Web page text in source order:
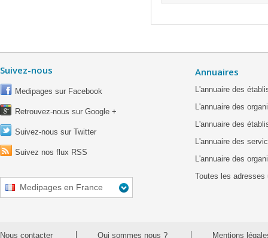
Suivez-nous
Medipages sur Facebook
Retrouvez-nous sur Google +
Suivez-nous sur Twitter
Suivez nos flux RSS
Medipages en France
Annuaires
L'annuaire des
L'annuaire des
L'annuaire des
L'annuaire des
L'annuaire des
Toutes les adresses
Nous contacter Qui sommes nous ? Mentions